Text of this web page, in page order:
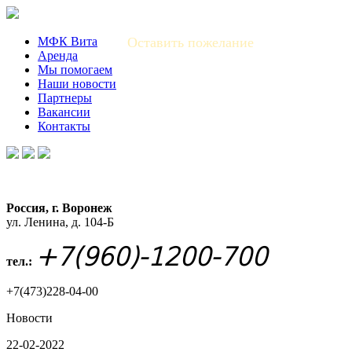
Оставить пожелание
МФК Вита
Аренда
Мы помогаем
Наши новости
Партнеры
Вакансии
Контакты
Россия, г. Воронеж
ул. Ленина, д. 104-Б
тел.: +7(960)-1200-700
+7(473)228-04-00
Новости
22-02-2022